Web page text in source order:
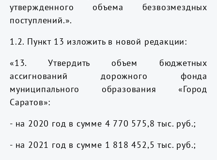
утвержденного объема безвозмездных
поступлений.».
1.2. Пункт 13 изложить в новой редакции:
«13. Утвердить объем бюджетных
ассигнований дорожного фонда
муниципального образования «Город
Саратов»:
- на 2020 год в сумме 4 770 575,8 тыс. руб.;
- на 2021 год в сумме 1 818 452,5 тыс. руб.;